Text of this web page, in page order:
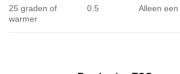
25 graden of
warmer
0.5 Alleen